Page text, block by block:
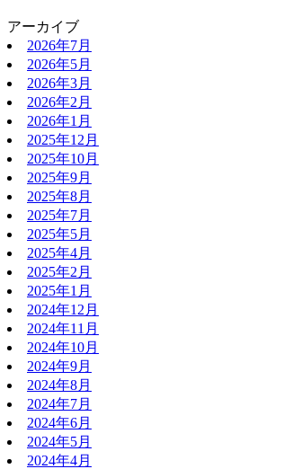
アーカイブ
2026年7月
2026年5月
2026年3月
2026年2月
2026年1月
2025年12月
2025年10月
2025年9月
2025年8月
2025年7月
2025年5月
2025年4月
2025年2月
2025年1月
2024年12月
2024年11月
2024年10月
2024年9月
2024年8月
2024年7月
2024年6月
2024年5月
2024年4月